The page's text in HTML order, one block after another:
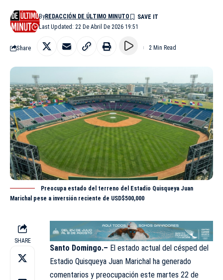
Last Updated: 22 De Abril De 2026 19:51
ByREDACCIÓN DE ÚLTIMO MINUTO
Share 2 Min Read
Preocupa estado del terreno del Estadio Quisqueya Juan
Marichal pese a inversión reciente de USD$500,000
SHARE
Santo Domingo.– El estado actual del césped del
Estadio Quisqueya Juan Marichal ha generado
comentarios y preocupación este martes 22 de